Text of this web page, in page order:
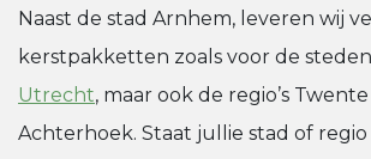
Naast de stad Arnhem, leveren wij
kerstpakketten zoals voor de
Utrecht, maar ook de regio’s
Achterhoek. Staat jullie stad of